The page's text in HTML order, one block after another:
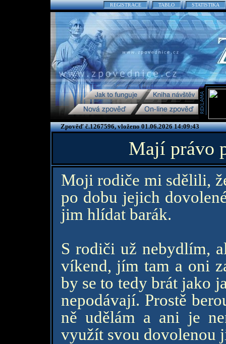
REGISTRACE TABLO STATISTIKA
Zpověď č.1267596, vloženo 01.06.2026 14:09:43
Mají právo
Moji rodiče mi sdělili,
po dobu jejich
jim hlídat barák.
S rodiči už nebydlím,
víkend, jím tam a oni
by se to tedy brát jako
nepodávají. Prostě
ně udělám a ani je
využít svou dovolenou